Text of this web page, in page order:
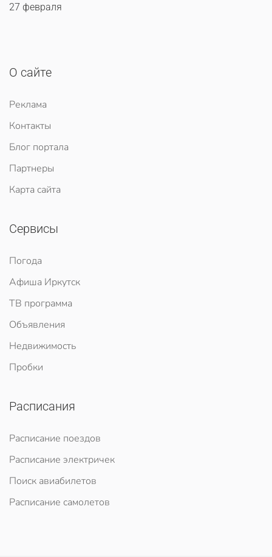
27 февраля
О сайте
Реклама
Контакты
Блог портала
Партнеры
Карта сайта
Сервисы
Погода
Афиша Иркутск
ТВ программа
Объявления
Недвижимость
Пробки
Расписания
Расписание поездов
Расписание электричек
Поиск авиабилетов
Расписание самолетов